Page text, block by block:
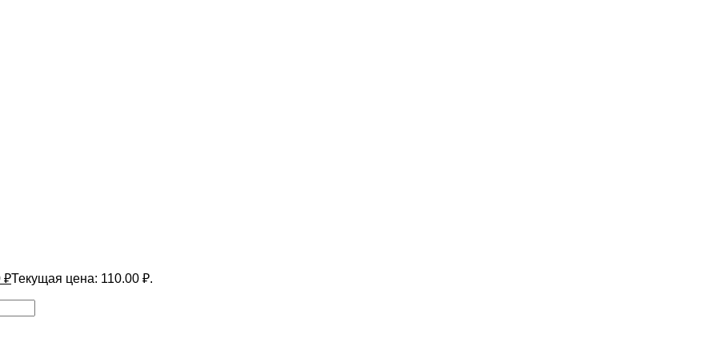
₽Текущая цена: 110.00 ₽.